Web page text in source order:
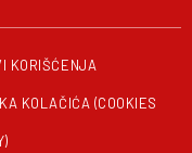
KORIŠĆENJA
KOLAČIĆA (COOKIES